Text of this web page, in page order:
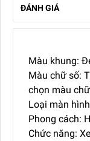
ĐÁNH GIÁ
Màu khung:
Màu chữ số:
chọn màu
Loại màn
Phong cách:
Chức năng: